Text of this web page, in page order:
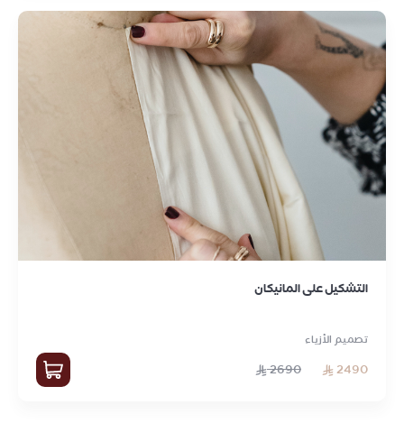
التشكيل على المانيكان
تصميم الأزياء
2490
2690